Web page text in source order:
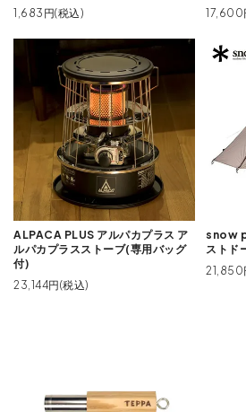
1,683円(税込)
17,600
ALPACA PLUS アルパカプラス ア
ルパカプラスストーブ(専用バッグ
付)
23,144円(税込)
snow
ストド
21,850